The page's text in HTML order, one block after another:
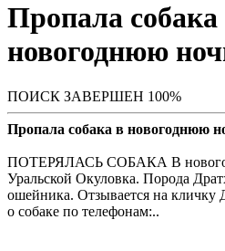
Пропала собака
новогоднюю
ПОИСК ЗАВЕРШЕН 100%
Пропала собака в новогоднюю
ПОТЕРЯЛАСЬ СОБАКА В
Уральской Окуловка. Порода
ошейника. Отзывается на
о собаке по телефонам:..